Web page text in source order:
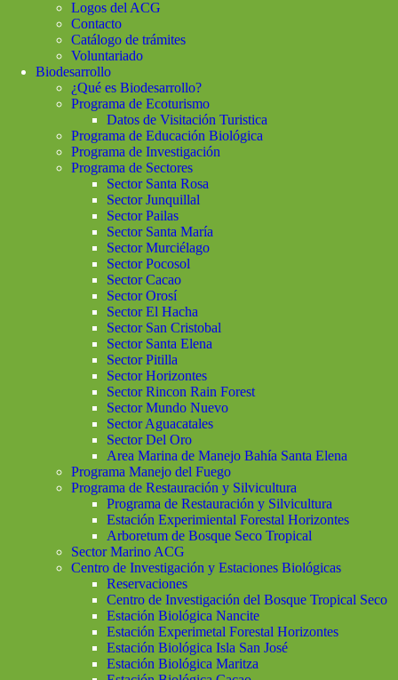
Logos del ACG
Contacto
Catálogo de trámites
Voluntariado
Biodesarrollo
¿Qué es Biodesarrollo?
Programa de Ecoturismo
Datos de Visitación Turistica
Programa de Educación Biológica
Programa de Investigación
Programa de Sectores
Sector Santa Rosa
Sector Junquillal
Sector Pailas
Sector Santa María
Sector Murciélago
Sector Pocosol
Sector Cacao
Sector Orosí
Sector El Hacha
Sector San Cristobal
Sector Santa Elena
Sector Pitilla
Sector Horizontes
Sector Rincon Rain Forest
Sector Mundo Nuevo
Sector Aguacatales
Sector Del Oro
Area Marina de Manejo Bahía Santa Elena
Programa Manejo del Fuego
Programa de Restauración y Silvicultura
Programa de Restauración y Silvicultura
Estación Experimiental Forestal Horizontes
Arboretum de Bosque Seco Tropical
Sector Marino ACG
Centro de Investigación y Estaciones Biológicas
Reservaciones
Centro de Investigación del Bosque Tropical Seco
Estación Biológica Nancite
Estación Experimetal Forestal Horizontes
Estación Biológica Isla San José
Estación Biológica Maritza